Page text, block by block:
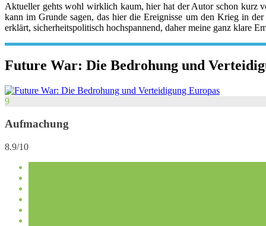
Aktueller gehts wohl wirklich kaum, hier hat der Autor schon kurz
kann im Grunde sagen, das hier die Ereignisse um den Krieg in
erklärt, sicherheitspolitisch hochspannend, daher meine ganz klare
Future War: Die Bedrohung und
9
Aufmachung
8.9/10